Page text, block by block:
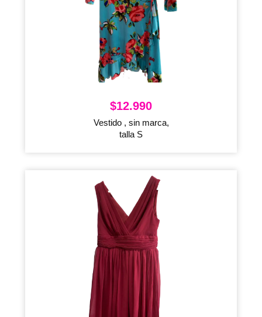
$12.990
Vestido , sin marca,
talla S